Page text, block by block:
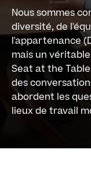
Nous sommes
diversité, de
l'appartenance
mais un
Seat at the
des
abordent les
lieux de travail